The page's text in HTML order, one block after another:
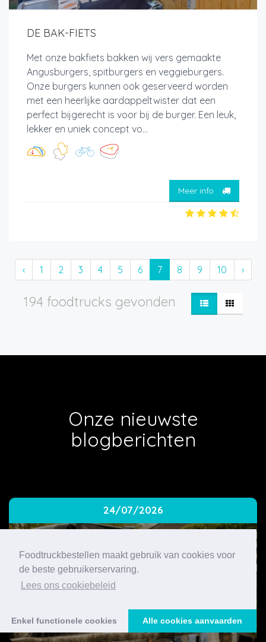
Foodtruckbestellen maakt gebruik van cookies voor
de beste gebruikerservaring.
Lees ons cookiebeleid
Enkel functionele cookies Alle cookies aanvaarden
DE BAK-FIETS
Met onze bakfiets bakken wij vers gemaakte
Angusburgers, spitburgers en veggieburgers.
Onze burgers kunnen ook geserveerd worden
met een heerlijke aardappeltwister dat een
perfect bijgerecht is voor bij de burger. Een leuk,
lekker en uniek concept vo...
Meer info
‹ 1 2 3 4 5 6 7 8 9 10 ›
194 foodtrucks gevonden
Onze nieuwste
blogberichten
24/07/2026